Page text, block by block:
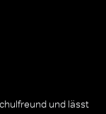
und lässt